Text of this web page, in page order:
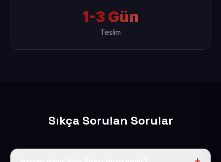
1-3 Gün
Teslim
Sıkça Sorulan Sorular